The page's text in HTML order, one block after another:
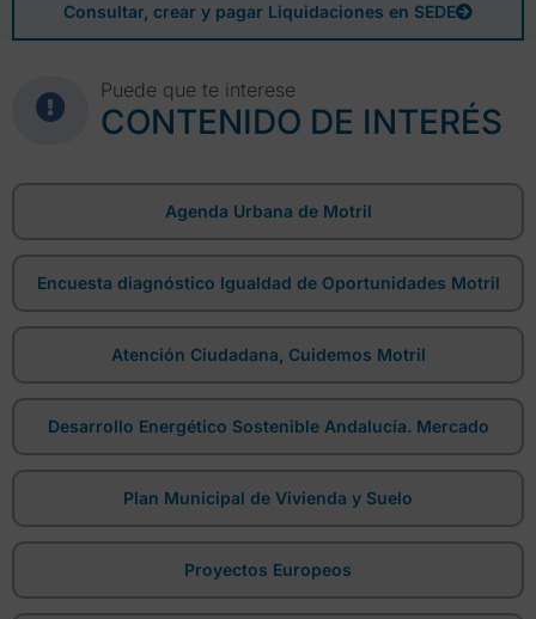
Consultar, crear y pagar Liquidaciones en SEDE
Puede que te interese
CONTENIDO DE INTERÉS
Agenda Urbana de Motril
Encuesta diagnóstico Igualdad de Oportunidades Motril
Atención Ciudadana, Cuidemos Motril
Desarrollo Energético Sostenible Andalucía. Mercado
Plan Municipal de Vivienda y Suelo
Proyectos Europeos